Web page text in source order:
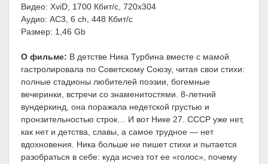
Видео: XviD, 1700 Кбит/с, 720x304
Аудио: AC3, 6 ch, 448 Кбит/с
Размер: 1,46 Gb
О фильме: В детстве Ника Турбина вместе с мамой
гастролировала по Советскому Союзу, читая свои стихи:
полные стадионы любителей поэзии, богемные
вечеринки, встречи со знаменитостями. 8-летний
вундеркинд, она поражала недетской грустью и
пронзительностью строк… И вот Нике 27. СССР уже нет,
как нет и детства, славы, а самое трудное — нет
вдохновения. Ника больше не пишет стихи и пытается
разобраться в себе: куда исчез тот ее «голос», почему